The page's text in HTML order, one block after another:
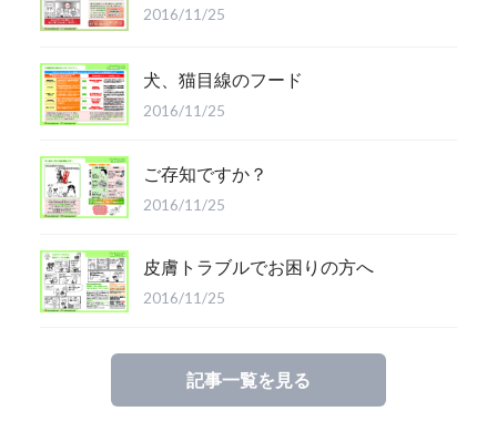
2016/11/25
犬、猫目線のフード
2016/11/25
ご存知ですか？
2016/11/25
皮膚トラブルでお困りの方へ
2016/11/25
記事一覧を見る